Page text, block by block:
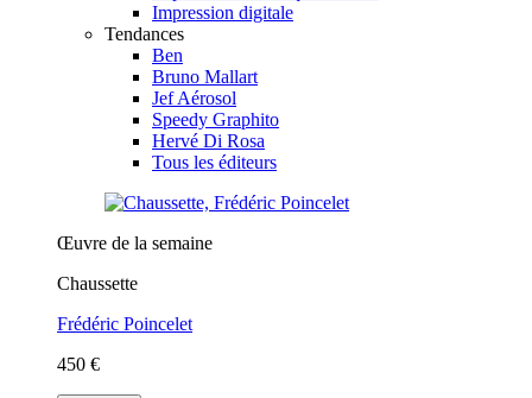
Impression digitale
Tendances
Ben
Bruno Mallart
Jef Aérosol
Speedy Graphito
Hervé Di Rosa
Tous les éditeurs
Œuvre de la semaine
Chaussette
Frédéric Poincelet
450 €